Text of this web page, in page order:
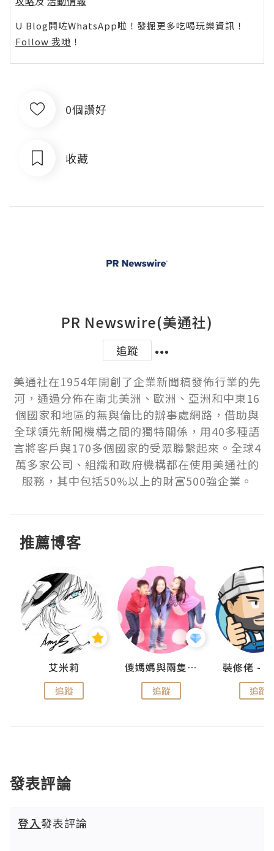
U Blog開咗WhatsApp啦！發掘更多吃喝玩樂資訊！
Follow 我哋 ！
0個讚好
收藏
PR Newswire(美通社)
追蹤
美通社在1954年開創了企業新聞稿發佈行業的先
河，通過分佈在南北美洲、歐洲、亞洲和中東16
個國家和地區的無與倫比的辦事處網路，借助與
全球領先新聞機構之間的獨特關係，用40多種語
言將客戶與170多個國家的受眾聯繫起來。全球4
萬多家公司、組織和政府機構都在使用美通社的
服務，其中包括50%以上的財富500強企業。
推薦博客
艾米莉
追蹤
儍媽媽與兩隻小魔怪之家
追蹤 追蹤
發表評論
登入發表評論